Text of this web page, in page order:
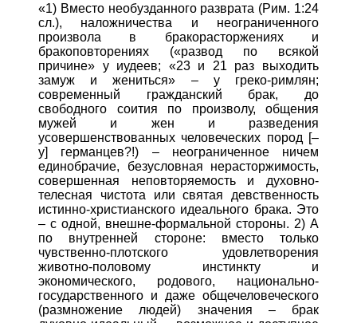
«1) Вместо необузданного разврата (Рим. 1:24
сл.), наложничества и неограниченного
произвола в бракорасторжениях и
бракоповторениях («развод по всякой
причине» у иудеев; «23 и 21 раз выходить
замуж и жениться» – у греко-римлян;
современный гражданский брак, до
свободного соития по произволу, общения
мужей и жен и разведения
усовершенствованных человеческих пород [–
у] германцев?!) – неограниченное ничем
единобрачие, безусловная нерасторжимость,
совершенная неповторяемость и духовно-
телесная чистота или святая девственность
истинно-христианского идеального брака. Это
– с одной, внешне-формальной стороны. 2) А
по внутренней стороне: вместо только
чувственно-плотского удовлетворения
животно-половому инстинкту и
экономического, родового, национально-
государственного и даже общечеловеческого
(размножение людей) значения – брак